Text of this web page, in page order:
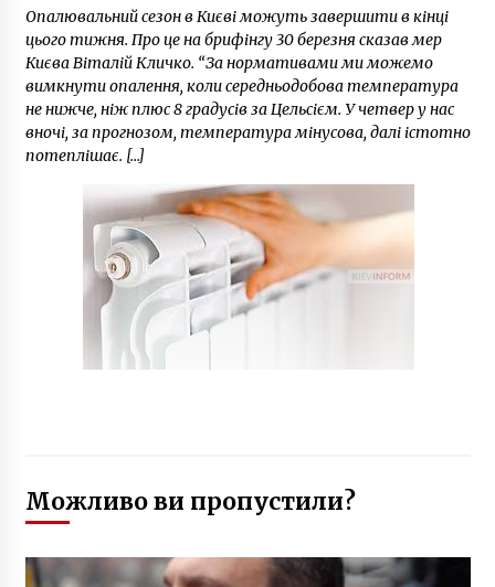
Опалювальний сезон в Києві можуть завершити в кінці
цього тижня. Про це на брифінгу 30 березня сказав мер
Києва Віталій Кличко. “За нормативами ми можемо
вимкнути опалення, коли середньодобова температура
не нижче, ніж плюс 8 градусів за Цельсієм. У четвер у нас
вночі, за прогнозом, температура мінусова, далі істотно
потеплішає. […]
Можливо ви пропустили?